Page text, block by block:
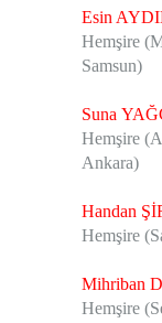
Esin
Hemşire
Samsun)
Suna
Hemşire
Ankara)
Handan
Hemşire
Mihriban
Hemşire